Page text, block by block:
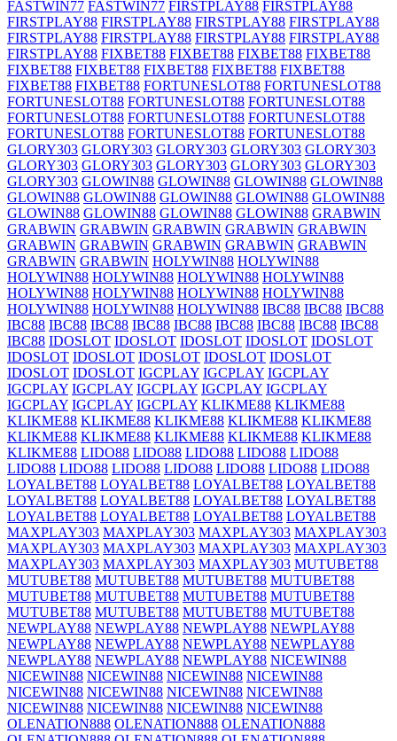
FASTWIN77 FASTWIN77 FIRSTPLAY88 FIRSTPLAY88
FIRSTPLAY88 FIRSTPLAY88 FIRSTPLAY88 FIRSTPLAY88
FIRSTPLAY88 FIRSTPLAY88 FIRSTPLAY88 FIRSTPLAY88
FIRSTPLAY88 FIXBET88 FIXBET88 FIXBET88 FIXBET88
FIXBET88 FIXBET88 FIXBET88 FIXBET88 FIXBET88
FIXBET88 FIXBET88 FORTUNESLOT88 FORTUNESLOT88
FORTUNESLOT88 FORTUNESLOT88 FORTUNESLOT88
FORTUNESLOT88 FORTUNESLOT88 FORTUNESLOT88
FORTUNESLOT88 FORTUNESLOT88 FORTUNESLOT88
GLORY303 GLORY303 GLORY303 GLORY303 GLORY303
GLORY303 GLORY303 GLORY303 GLORY303 GLORY303
GLORY303 GLOWIN88 GLOWIN88 GLOWIN88 GLOWIN88
GLOWIN88 GLOWIN88 GLOWIN88 GLOWIN88 GLOWIN88
GLOWIN88 GLOWIN88 GLOWIN88 GLOWIN88 GRABWIN
GRABWIN GRABWIN GRABWIN GRABWIN GRABWIN
GRABWIN GRABWIN GRABWIN GRABWIN GRABWIN
GRABWIN GRABWIN HOLYWIN88 HOLYWIN88
HOLYWIN88 HOLYWIN88 HOLYWIN88 HOLYWIN88
HOLYWIN88 HOLYWIN88 HOLYWIN88 HOLYWIN88
HOLYWIN88 HOLYWIN88 HOLYWIN88 IBC88 IBC88 IBC88
IBC88 IBC88 IBC88 IBC88 IBC88 IBC88 IBC88 IBC88 IBC88
IBC88 IDOSLOT IDOSLOT IDOSLOT IDOSLOT IDOSLOT
IDOSLOT IDOSLOT IDOSLOT IDOSLOT IDOSLOT
IDOSLOT IDOSLOT IGCPLAY IGCPLAY IGCPLAY
IGCPLAY IGCPLAY IGCPLAY IGCPLAY IGCPLAY
IGCPLAY IGCPLAY IGCPLAY KLIKME88 KLIKME88
KLIKME88 KLIKME88 KLIKME88 KLIKME88 KLIKME88
KLIKME88 KLIKME88 KLIKME88 KLIKME88 KLIKME88
KLIKME88 LIDO88 LIDO88 LIDO88 LIDO88 LIDO88
LIDO88 LIDO88 LIDO88 LIDO88 LIDO88 LIDO88 LIDO88
LOYALBET88 LOYALBET88 LOYALBET88 LOYALBET88
LOYALBET88 LOYALBET88 LOYALBET88 LOYALBET88
LOYALBET88 LOYALBET88 LOYALBET88 LOYALBET88
MAXPLAY303 MAXPLAY303 MAXPLAY303 MAXPLAY303
MAXPLAY303 MAXPLAY303 MAXPLAY303 MAXPLAY303
MAXPLAY303 MAXPLAY303 MAXPLAY303 MUTUBET88
MUTUBET88 MUTUBET88 MUTUBET88 MUTUBET88
MUTUBET88 MUTUBET88 MUTUBET88 MUTUBET88
MUTUBET88 MUTUBET88 MUTUBET88 MUTUBET88
NEWPLAY88 NEWPLAY88 NEWPLAY88 NEWPLAY88
NEWPLAY88 NEWPLAY88 NEWPLAY88 NEWPLAY88
NEWPLAY88 NEWPLAY88 NEWPLAY88 NICEWIN88
NICEWIN88 NICEWIN88 NICEWIN88 NICEWIN88
NICEWIN88 NICEWIN88 NICEWIN88 NICEWIN88
NICEWIN88 NICEWIN88 NICEWIN88 NICEWIN88
OLENATION888 OLENATION888 OLENATION888